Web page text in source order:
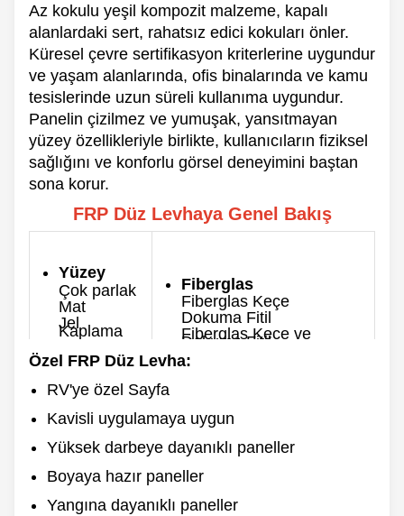
Az kokulu yeşil kompozit malzeme, kapalı
alanlardaki sert, rahatsız edici kokuları önler.
Küresel çevre sertifikasyon kriterlerine uygundur
ve yaşam alanlarında, ofis binalarında ve kamu
tesislerinde uzun süreli kullanıma uygundur.
Panelin çizilmez ve yumuşak, yansıtmayan
yüzey özellikleriyle birlikte, kullanıcıların fiziksel
sağlığını ve konforlu görsel deneyimini baştan
sona korur.
FRP Düz Levhaya Genel Bakış
Yüzey
Çok parlak
Mat
Jel
Kaplama
Renk
Özelleştirilmiş
Arka taraf
Düz
Fiberglas
Fiberglas Keçe
Dokuma Fitil
Fiberglas Keçe ve
Dokuma Fitil
Kalınlık
3500mm
Uzunluk
60/100/120m ve
Özelleştirilmiş
Özel FRP Düz Levha:
RV'ye özel Sayfa
Kavisli uygulamaya uygun
Yüksek darbeye dayanıklı paneller
Boyaya hazır paneller
Yangına dayanıklı paneller